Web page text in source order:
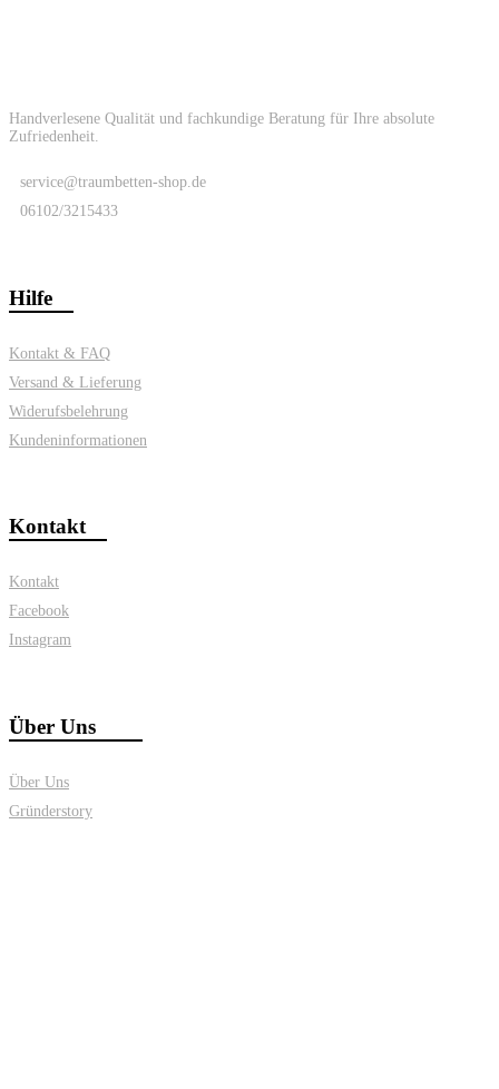
Handverlesene Qualität und fachkundige Beratung für Ihre absolute
Zufriedenheit.
service@traumbetten-shop.de
06102/3215433
Hilfe
Kontakt & FAQ
Versand & Lieferung
Widerufsbelehrung
Kundeninformationen
Kontakt
Kontakt
Facebook
Instagram
Über Uns
Über Uns
Gründerstory